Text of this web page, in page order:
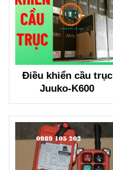
Điều khiển cầu trục
Juuko-K600